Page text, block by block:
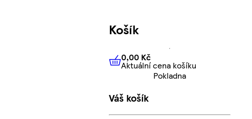
Košík
0,00 KčAktuální cena košíku
0,00 Kč
Aktuální cena košíku
Pokladna
Váš košík